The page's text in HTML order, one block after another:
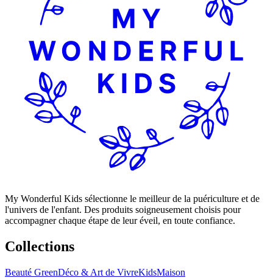
My Wonderful Kids sélectionne le meilleur de la puériculture et de
l'univers de l'enfant. Des produits soigneusement choisis pour
accompagner chaque étape de leur éveil, en toute confiance.
Collections
Beauté GreenDéco & Art de VivreKidsMaison